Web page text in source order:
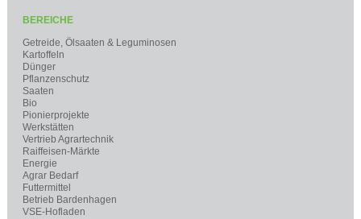
BEREICHE
Getreide, Ölsaaten & Leguminosen
Kartoffeln
Dünger
Pflanzenschutz
Saaten
Bio
Pionierprojekte
Werkstätten
Vertrieb Agrartechnik
Raiffeisen-Märkte
Energie
Agrar Bedarf
Futtermittel
Betrieb Bardenhagen
VSE-Hofladen